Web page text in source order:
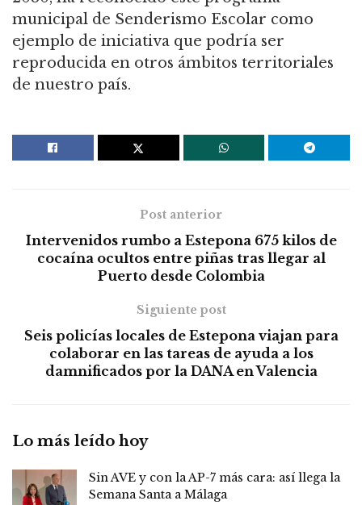
municipal de Senderismo Escolar como
ejemplo de iniciativa que podría ser
reproducida en otros ámbitos territoriales
de nuestro país.
Post anterior
Intervenidos rumbo a Estepona 675 kilos de
cocaína ocultos entre piñas tras llegar al
Puerto desde Colombia
Siguiente post
Seis policías locales de Estepona viajan para
colaborar en las tareas de ayuda a los
damnificados por la DANA en Valencia
Lo más leído hoy
Sin AVE y con la AP-7 más cara: así llega la
Semana Santa a Málaga